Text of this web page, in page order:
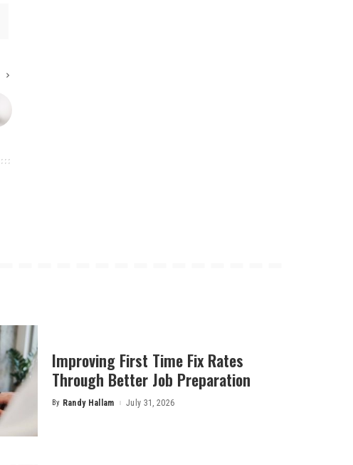
Improving First Time Fix Rates
Through Better Job Preparation
Posted
By Randy Hallam July 31, 2026